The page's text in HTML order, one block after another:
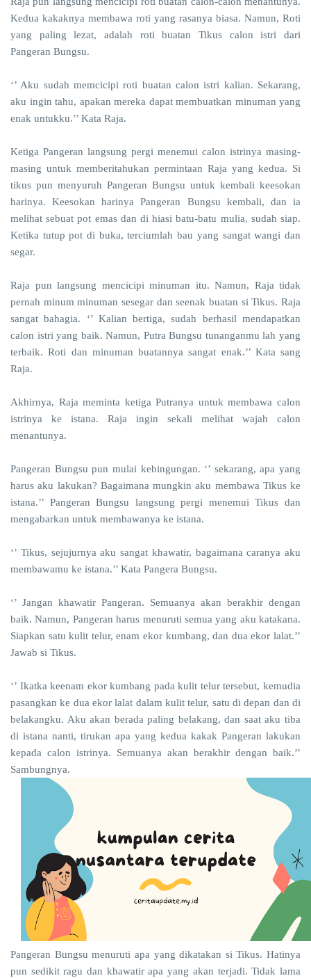
Kedua kakaknya membawa roti yang rasanya biasa. Namun, Roti
yang paling lezat, adalah roti buatan Tikus calon istri dari
Pangeran Bungsu.
‘’ Aku sudah memcicipi roti buatan calon istri kalian. Sekarang,
aku ingin tahu, apakan mereka dapat membuatkan minuman yang
enak untukku.’’ Kata Raja.
Ketiga Pangeran langsung pergi menemui calon istrinya masing-
masing untuk memberitahukan permintaan Raja yang kedua. Si
tikus pun menyuruh Pangeran Bungsu untuk kembali keesokan
harinya. Keesokan harinya Pangeran Bungsu kembali, dan ia
melihat sebuat pot emas dan di hiasi batu-batu mulia, sudah siap.
Ketika tutup pot di buka, terciumlah bau yang sangat wangi dan
segar.
Raja pun langsung mencicipi minuman itu. Namun, Raja tidak
pernah minum minuman sesegar dan seenak buatan si Tikus. Raja
sangat bahagia. ‘’ Kalian bertiga, sudah berhasil mendapatkan
calon istri yang baik. Namun, Putra Bungsu tunanganmu lah yang
terbaik. Roti dan minuman buatannya sangat enak.’’ Kata sang
Raja.
Akhirnya, Raja meminta ketiga Putranya untuk membawa calon
istrinya ke istana. Raja ingin sekali melihat wajah calon
menantunya.
Pangeran Bungsu pun mulai kebingungan. ‘’ sekarang, apa yang
harus aku lakukan? Bagaimana mungkin aku membawa Tikus ke
istana.’’ Pangeran Bungsu langsung pergi menemui Tikus dan
mengabarkan untuk membawanya ke istana.
‘’ Tikus, sejujurnya aku sangat khawatir, bagaimana caranya aku
membawamu ke istana.’’ Kata Pangera Bungsu.
‘’ Jangan khawatir Pangeran. Semuanya akan berakhir dengan
baik. Namun, Pangeran harus menuruti semua yang aku katakana.
Siapkan satu kulit telur, enam ekor kumbang, dan dua ekor lalat.’’
Jawab si Tikus.
‘’ Ikatka keenam ekor kumbang pada kulit telur tersebut, kemudia
pasangkan ke dua ekor lalat dalam kulit telur, satu di depan dan di
belakangku. Aku akan berada paling belakang, dan saat aku tiba
di istana nanti, tirukan apa yang kedua kakak Pangeran lakukan
kepada calon istrinya. Semuanya akan berakhir dengan baik.’’
Sambungnya.
Pangeran Bungsu menuruti apa yang dikatakan si Tikus. Hatinya
pun sedikit ragu dan khawatir apa yang akan terjadi. Tidak lama